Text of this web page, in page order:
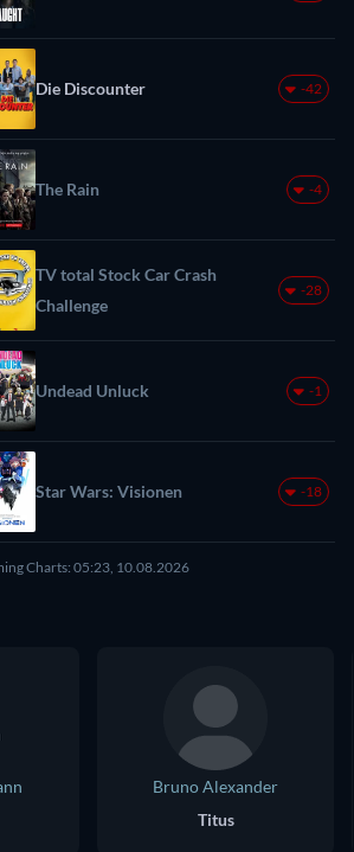
Die Discounter -42
The Rain -4
TV total Stock Car Crash
Challenge
-28
Undead Unluck -1
Star Wars: Visionen -18
Charts: 05:23, 10.08.2026
Bruno Alexander
Titus